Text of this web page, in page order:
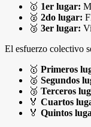
🥇 1er lugar:
🥈 2do lugar:
🥉 3er lugar:
El esfuerzo colectivo
🥇 Primeros
🥈 Segundos
🥉 Terceros
🏅 Cuartos
🏅 Quintos